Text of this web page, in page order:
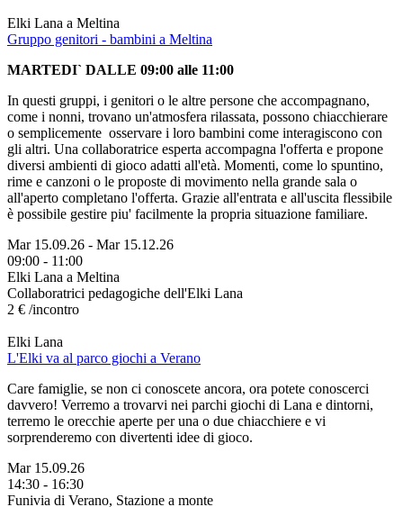
Elki Lana a Meltina
Gruppo genitori - bambini a Meltina
MARTEDI` DALLE 09:00 alle 11:00
In questi gruppi, i genitori o le altre persone che accompagnano,
come i nonni, trovano un'atmosfera rilassata, possono chiacchierare
o semplicemente osservare i loro bambini come interagiscono con
gli altri. Una collaboratrice esperta accompagna l'offerta e propone
diversi ambienti di gioco adatti all'età. Momenti, come lo spuntino,
rime e canzoni o le proposte di movimento nella grande sala o
all'aperto completano l'offerta. Grazie all'entrata e all'uscita flessibile
è possibile gestire piu' facilmente la propria situazione familiare.
Mar 15.09.26 - Mar 15.12.26
09:00 - 11:00
Elki Lana a Meltina
Collaboratrici pedagogiche dell'Elki Lana
2 € /incontro
Elki Lana
L'Elki va al parco giochi a Verano
Care famiglie, se non ci conoscete ancora, ora potete conoscerci
davvero! Verremo a trovarvi nei parchi giochi di Lana e dintorni,
terremo le orecchie aperte per una o due chiacchiere e vi
sorprenderemo con divertenti idee di gioco.
Mar 15.09.26
14:30 - 16:30
Funivia di Verano, Stazione a monte